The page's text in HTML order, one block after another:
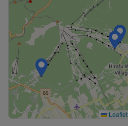
Leaflet